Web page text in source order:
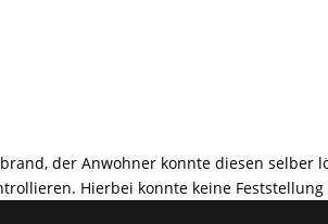
der Anwohner konnte diesen
Hierbei konnte keine